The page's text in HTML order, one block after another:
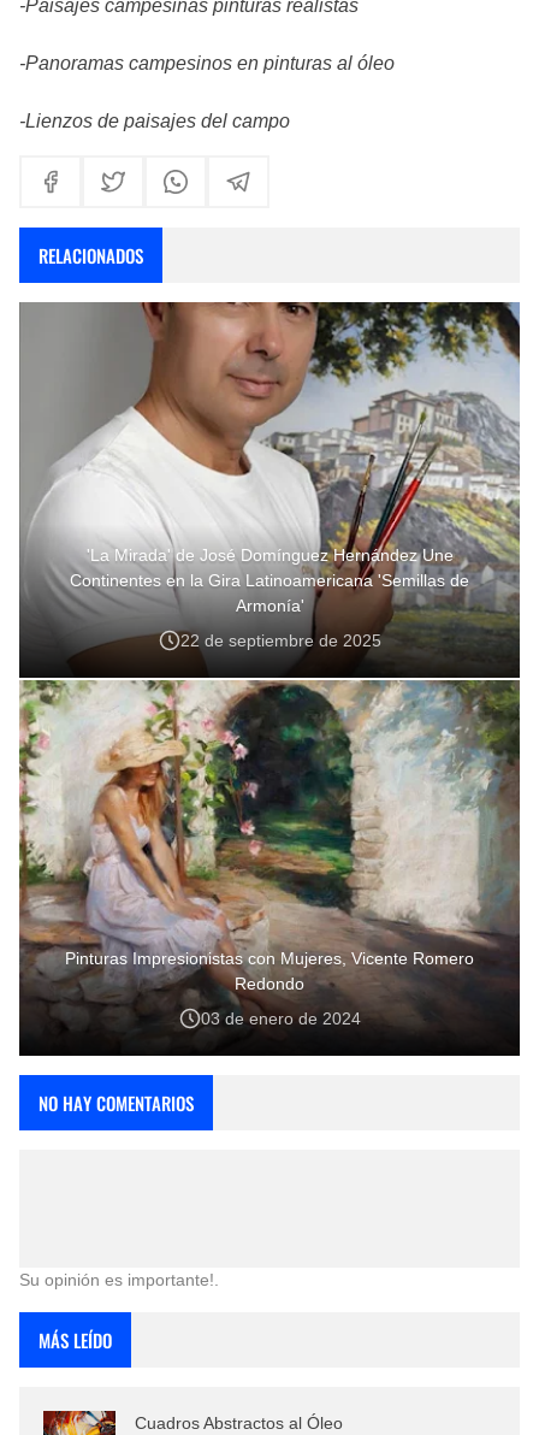
-Paisajes campesinas pinturas realistas
-Panoramas campesinos en pinturas al óleo
-Lienzos de paisajes del campo
RELACIONADOS
'La Mirada' de José Domínguez Hernández Une
Continentes en la Gira Latinoamericana 'Semillas de
Armonía'
22 de septiembre de 2025
Pinturas Impresionistas con Mujeres, Vicente Romero
Redondo
03 de enero de 2024
NO HAY COMENTARIOS
Su opinión es importante!.
MÁS LEÍDO
Cuadros Abstractos al Óleo